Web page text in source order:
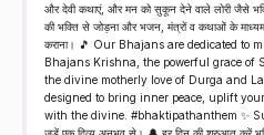
और देवी कथाएं, और मन को सुकून देने वाले लोरी जैसे
की भक्ति से जोड़ना और भजन, मंत्रों व कथाओं के
कराना। 🎵 Our Bhajans are dedicated to
Bhajans Krishna, the powerful grace of
the divine motherly love of Durga and
designed to bring inner peace, uplift
with the divine. #bhaktipathanthem ✨